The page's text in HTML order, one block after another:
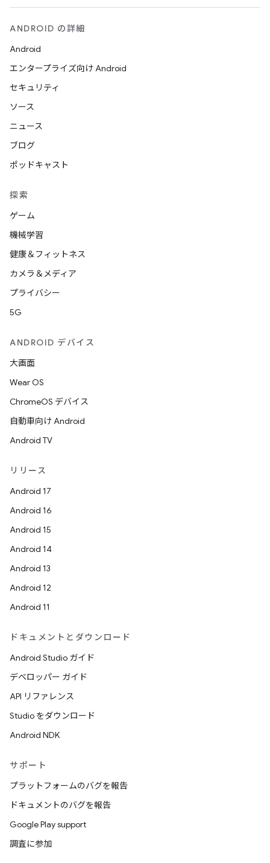
ANDROID の詳細
Android
エンタープライズ向け Android
セキュリティ
ソース
ニュース
ブログ
ポッドキャスト
探索
ゲーム
機械学習
健康＆フィットネス
カメラ＆メディア
プライバシー
5G
ANDROID デバイス
大画面
Wear OS
ChromeOS デバイス
自動車向け Android
Android TV
リリース
Android 17
Android 16
Android 15
Android 14
Android 13
Android 12
Android 11
ドキュメントとダウンロード
Android Studio ガイド
デベロッパー ガイド
API リファレンス
Studio をダウンロード
Android NDK
サポート
プラットフォームのバグを報告
ドキュメントのバグを報告
Google Play support
調査に参加